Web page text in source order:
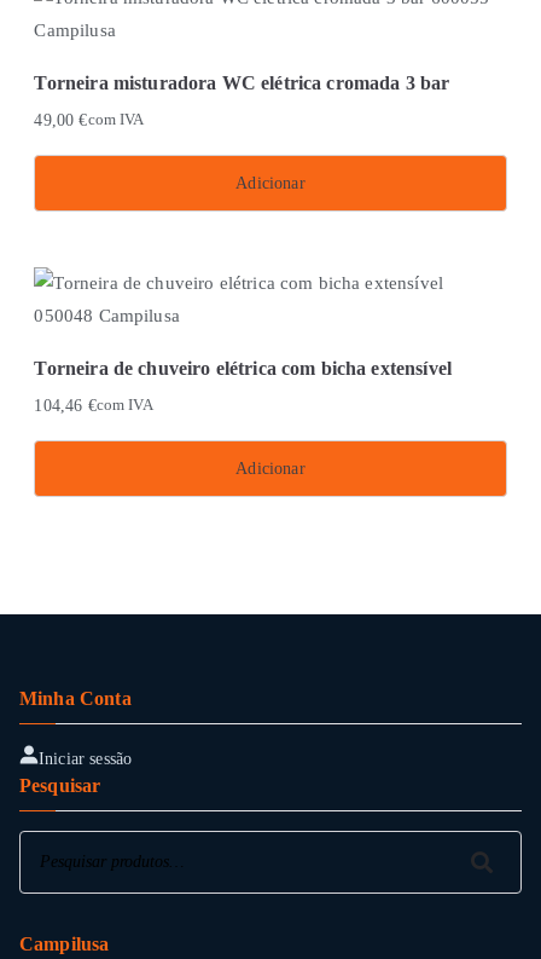
Torneira misturadora WC elétrica cromada 3 bar
49,00€com IVA
Adicionar
Torneira de chuveiro elétrica com bicha extensível
104,46 €com IVA
Adicionar
Minha Conta
Iniciar sessão
Pesquisar
Pesquisar
Campilusa